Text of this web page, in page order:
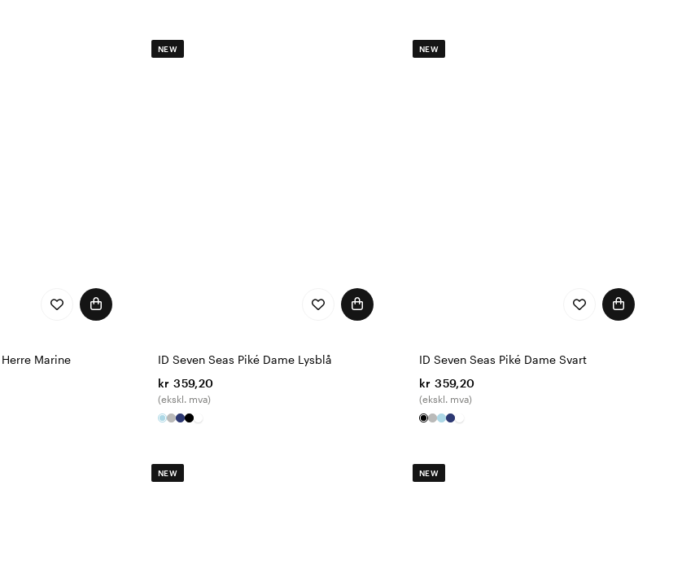
Marine
NEW
ID Seven Seas Piké Dame Lysblå
kr 359,20
(ekskl. mva)
NEW
ID Seven Seas Piké Dame Svart
kr 359,20
(ekskl. mva)
NEW NEW